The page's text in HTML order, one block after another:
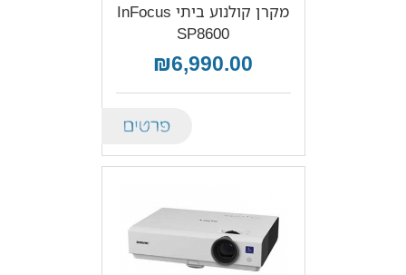
מקרן קולנוע ביתי InFocus
SP8600
₪6,990.00